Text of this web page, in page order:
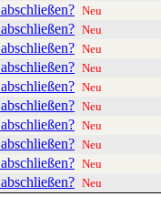
Neu
Neu
Neu
Neu
Neu
Neu
Neu
Neu
Neu
Neu